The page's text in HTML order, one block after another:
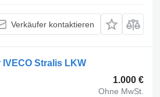
Verkäufer kontaktieren
IVECO Stralis LKW
1.000 €
Ohne MwSt.